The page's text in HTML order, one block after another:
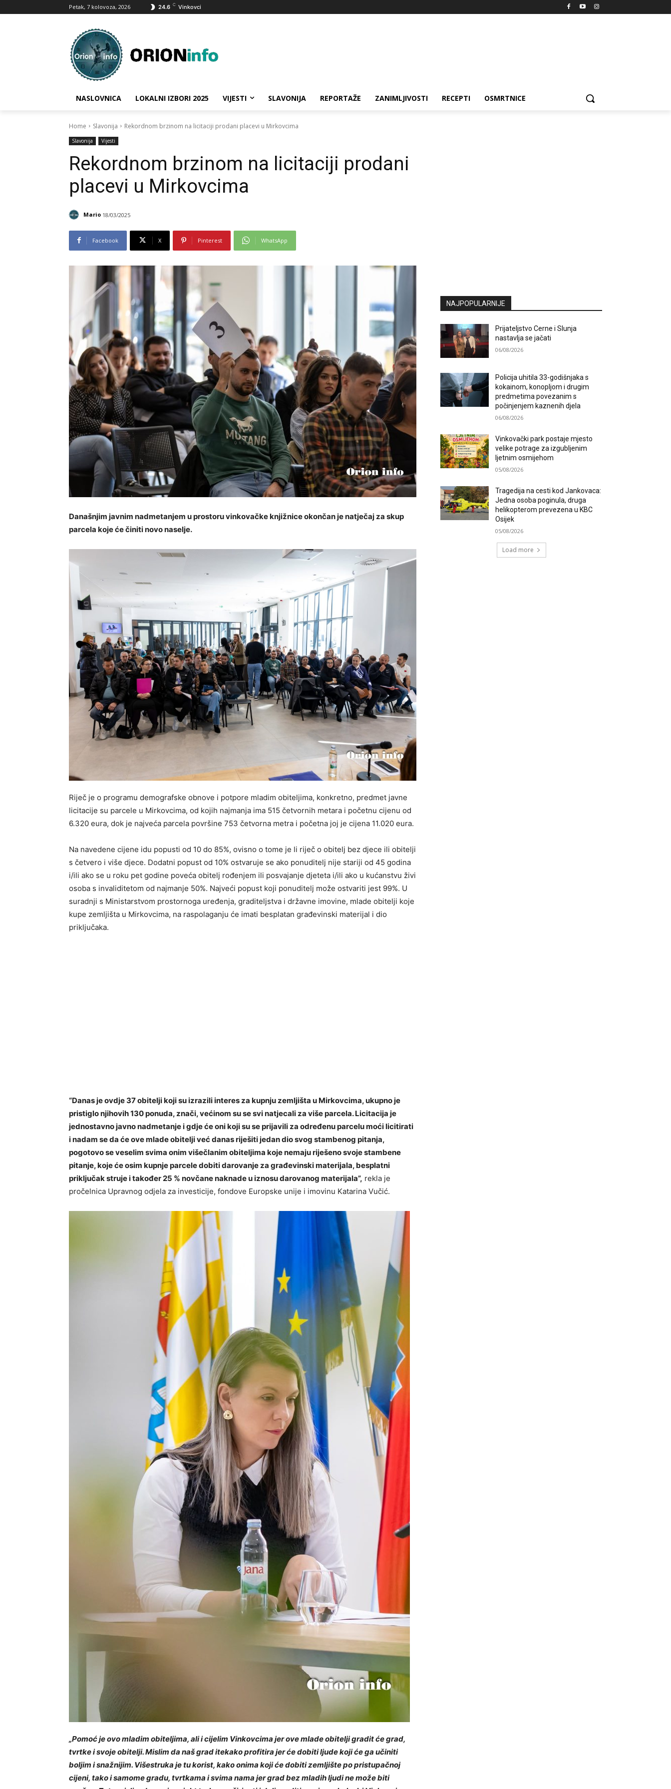
Petak, 7 kolovoza, 2026 24.6 C Vinkovci
NASLOVNICA LOKALNI IZBORI 2025 VIJESTI SLAVONIJA REPORTAŽE ZANIMLJIVOSTI RECEPTI OSMRTNICE
Home Slavonija Rekordnom brzinom na licitaciji prodani placevi u Mirkovcima
Slavonija Vijesti
Rekordnom brzinom na licitaciji prodani
placevi u Mirkovcima
Mario 18/03/2025
Facebook X Pinterest WhatsApp
Današnjim javnim nadmetanjem u prostoru vinkovačke knjižnice okončan je natječaj za skup
parcela koje će činiti novo naselje.
Riječ je o programu demografske obnove i potpore mladim obiteljima, konkretno, predmet javne
licitacije su parcele u Mirkovcima, od kojih najmanja ima 515 četvornih metara i početnu cijenu od
6.320 eura, dok je najveća parcela površine 753 četvorna metra i početna joj je cijena 11.020 eura.
Na navedene cijene idu popusti od 10 do 85%, ovisno o tome je li riječ o obitelj bez djece ili obitelji
s četvero i više djece. Dodatni popust od 10% ostvaruje se ako ponuditelj nije stariji od 45 godina
i/ili ako se u roku pet godine poveća obitelj rođenjem ili posvajanje djeteta i/ili ako u kućanstvu živi
osoba s invaliditetom od najmanje 50%. Najveći popust koji ponuditelj može ostvariti jest 99%. U
suradnji s Ministarstvom prostornoga uređenja, graditeljstva i državne imovine, mlade obitelji koje
kupe zemljišta u Mirkovcima, na raspolaganju će imati besplatan građevinski materijal i dio
priključaka.
“Danas je ovdje 37 obitelji koji su izrazili interes za kupnju zemljišta u Mirkovcima, ukupno je
pristiglo njihovih 130 ponuda, znači, većinom su se svi natjecali za više parcela. Licitacija je
jednostavno javno nadmetanje i gdje će oni koji su se prijavili za određenu parcelu moći licitirati
i nadam se da će ove mlade obitelji već danas riješiti jedan dio svog stambenog pitanja,
pogotovo se veselim svima onim višečlanim obiteljima koje nemaju riješeno svoje stambene
pitanje, koje će osim kupnje parcele dobiti darovanje za građevinski materijala, besplatni
priključak struje i također 25 % novčane naknade u iznosu darovanog materijala”, rekla je
pročelnica Upravnog odjela za investicije, fondove Europske unije i imovinu Katarina Vučić.
„Pomoć je ovo mladim obiteljima, ali i cijelim Vinkovcima jer ove mlade obitelji gradit će grad,
tvrtke i svoje obitelji. Mislim da naš grad itekako profitira jer će dobiti ljude koji će ga učiniti
boljim i snažnijim. Višestruka je tu korist, kako onima koji će dobiti zemljište po pristupačnoj
cijeni, tako i samome gradu, tvrtkama i svima nama jer grad bez mladih ljudi ne može biti
NAJPOPULARNIJE
Prijateljstvo Cerne i Slunja
nastavlja se jačati
06/08/2026
Policija uhitila 33-godišnjaka s
kokainom, konopljom i drugim
predmetima povezanim s
počinjenjem kaznenih djela
06/08/2026
Vinkovački park postaje mjesto
velike potrage za izgubljenim
ljetnim osmijehom
05/08/2026
Tragedija na cesti kod Jankovaca:
Jedna osoba poginula, druga
helikopterom prevezena u KBC
Osijek
05/08/2026
Load more